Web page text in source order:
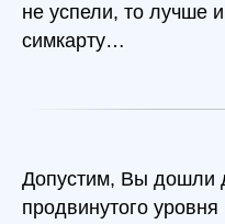
не успели, то лучше
симкарту…
Допустим, Вы дошли
продвинутого